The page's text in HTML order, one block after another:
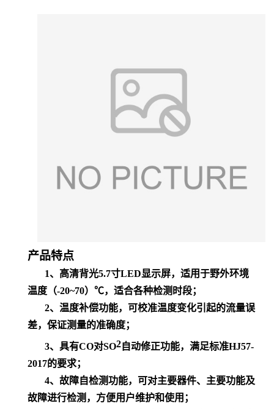
产品特点
1、 高清背光5.7寸LED显示屏，适用于野外环境
温度（-20~70）℃，适合各种检测时段；
2、 温度补偿功能，可校准温度变化引起的流量误
差，保证测量的准确度；
3、 具有CO对SO2自动修正功能，满足标准HJ57-
2017的要求；
4、 故障自检测功能，可对主要器件、主要功能及
故障进行检测，方便用户维护和使用；